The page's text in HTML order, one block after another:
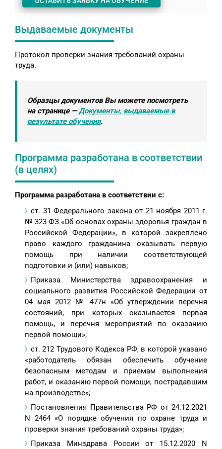
Выдаваемые документы
Протокол проверки знания требований охраны
труда.
Образцы документов Вы можете посмотреть
на странице —Документы, выдаваемые в
результате обучения.
Программа разработана в соответствии
(в целях)
Программа разработана в соответствии с:
ст. 31 Федерального закона от 21 ноября 2011 г.
№ 323-ФЗ «Об основах охраны здоровья граждан в
Российской Федерации», в которой закреплено
право каждого гражданина оказывать первую
помощь при наличии соответствующей
подготовки и (или) навыков;
Приказа Министерства здравоохранения и
социального развития Российской Федерации от
04 мая 2012 № 477н «Об утверждении перечня
состояний, при которых оказывается первая
помощь, и перечня мероприятий по оказанию
первой помощи»;
ст. 212 Трудового Кодекса РФ, в которой указано
«работодатель обязан обеспечить обучение
безопасным методам и приемам выполнения
работ, и оказанию первой помощи, пострадавшим
на производстве»;
Постановления Правительства РФ от 24.12.2021
N 2464 «О порядке обучения по охране труда и
проверки знания требований охраны труда»;
Приказа Минздрава России от 15.12.2020 N